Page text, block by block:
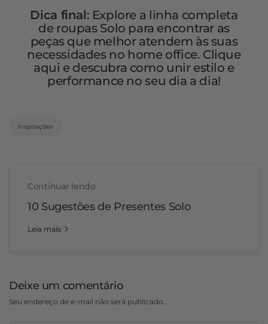
Dica final: Explore a linha completa
de roupas Solo para encontrar as
peças que melhor atendem às suas
necessidades no home office. Clique
aqui e descubra como unir estilo e
performance no seu dia a dia!
Inspirações
Continuar lendo
10 Sugestões de Presentes Solo
Leia mais
Deixe um comentário
Seu endereço de e-mail não será publicado..